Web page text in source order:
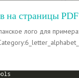
на страницы PDF
лого для примера: